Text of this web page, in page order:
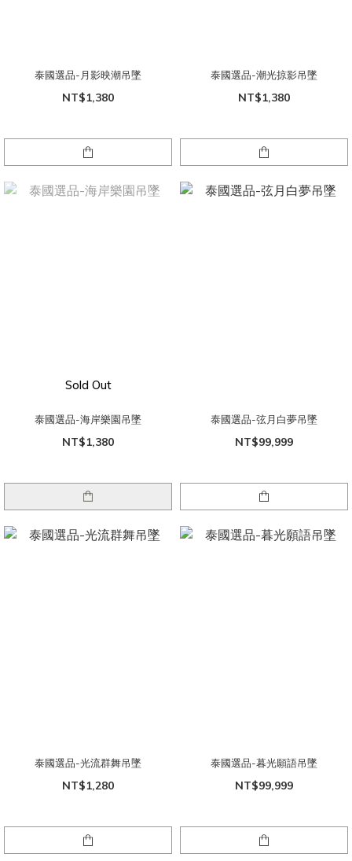
泰國選品-月影映潮吊墜
NT$1,380
泰國選品-潮光掠影吊墜
NT$1,380
Sold Out
泰國選品-海岸樂園吊墜
NT$1,380
泰國選品-弦月白夢吊墜
NT$99,999
泰國選品-光流群舞吊墜
NT$1,280
泰國選品-暮光願語吊墜
NT$99,999